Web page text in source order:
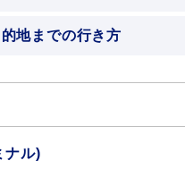
地までの行き方
ナル)